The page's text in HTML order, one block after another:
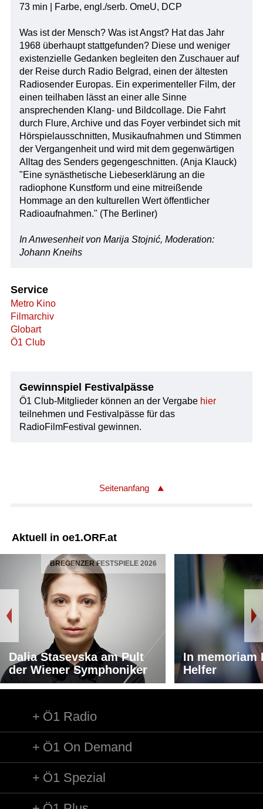
73 min | Farbe, engl./serb. OmeU, DCP
Was ist der Mensch? Was ist Angst? Hat das Jahr
1968 überhaupt stattgefunden? Diese und weniger
existenzielle Gedanken begleiten den Zuschauer auf
der Reise durch Radio Belgrad, einen der ältesten
Radiosender Europas. Ein experimenteller Film, der
einen teilhaben lässt an einer alle Sinne
ansprechenden Klang- und Bildcollage. Die Fahrt
durch Flure, Archive und das Foyer verbindet sich mit
Hörspielausschnitten, Musikaufnahmen und Stimmen
der Vergangenheit und wird mit dem gegenwärtigen
Alltag des Senders gegengeschnitten. (Anja Klauck)
"Eine synästhetische Liebeserklärung an die
radiophone Kunstform und eine mitreißende
Hommage an den kulturellen Wert öffentlicher
Radioaufnahmen." (The Berliner)
In Anwesenheit von Marija Stojnić, Moderation:
Johann Kneihs
Service
Metro Kino
Filmarchiv
Globart
Ö1 Club
Gewinnspiel Festivalpässe
Ö1 Club-Mitglieder können an der Vergabe hier
teilnehmen und Festivalpässe für das
RadioFilmFestival gewinnen.
Seitenanfang
Aktuell in oe1.ORF.at
BREGENZER FESTSPIELE 2026
Dalia Stasevska am Pult
der Wiener Symphoniker
In memoriam
Helfer
Ö1 Radio
Ö1 On Demand
Ö1 Spezial